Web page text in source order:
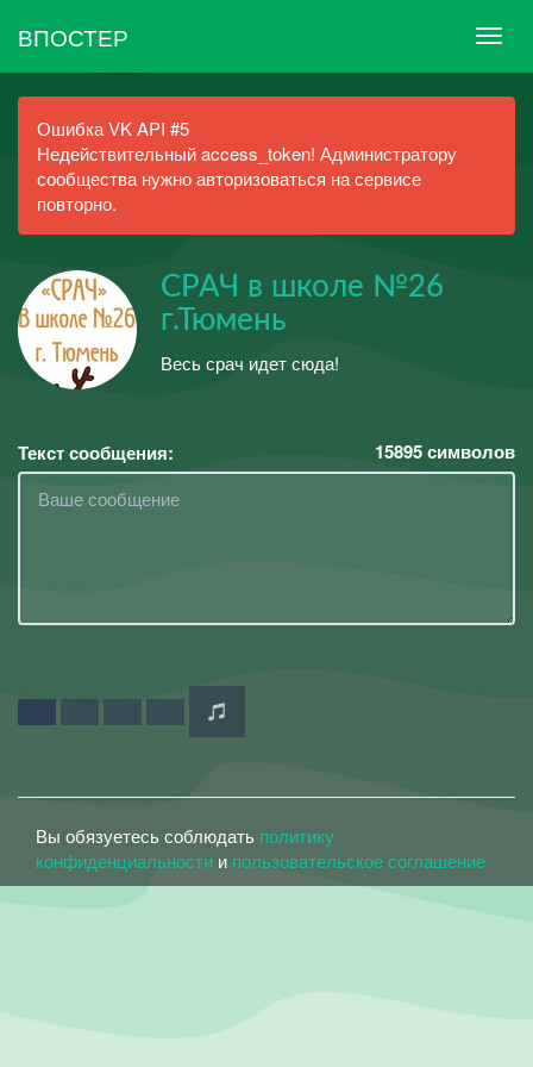
ВПОСТЕР
Ошибка VK API #5
Недействительный access_token! Администратору
сообщества нужно авторизоваться на сервисе
повторно.
СРАЧ в школе №26
г.Тюмень
Весь срач идет сюда!
Текст сообщения: 15895символов
Вы обязуетесь соблюдать политику
конфиденциальности и пользовательское соглашение